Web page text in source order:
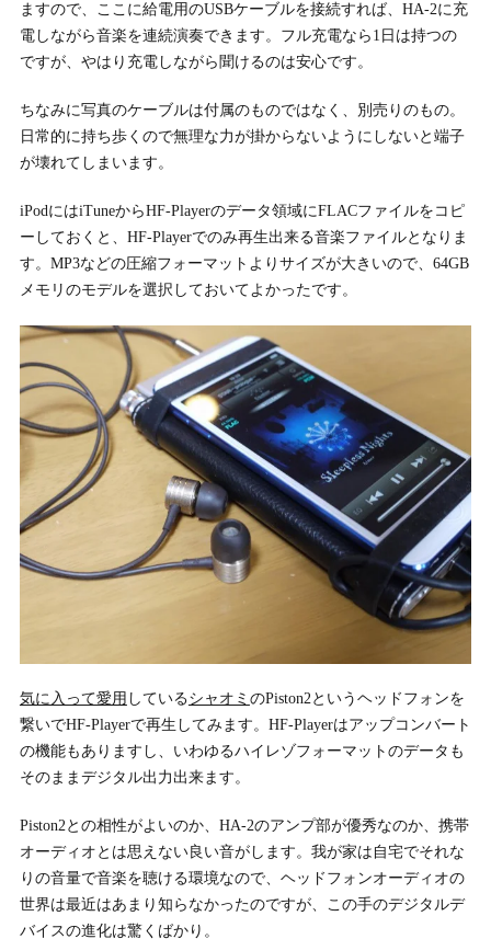
ますので、ここに給電用のUSBケーブルを接続すれば、HA-2に充
電しながら音楽を連続演奏できます。フル充電なら1日は持つの
ですが、やはり充電しながら聞けるのは安心です。
ちなみに写真のケーブルは付属のものではなく、別売りのもの。
日常的に持ち歩くので無理な力が掛からないようにしないと端子
が壊れてしまいます。
iPodにはiTuneからHF-Playerのデータ領域にFLACファイルをコピ
ーしておくと、HF-Playerでのみ再生出来る音楽ファイルとなりま
す。MP3などの圧縮フォーマットよりサイズが大きいので、64GB
メモリのモデルを選択しておいてよかったです。
気に入って愛用 しているシャオミ のPiston2というヘッドフォンを
繋いでHF-Playerで再生してみます。HF-Playerはアップコンバート
の機能もありますし、いわゆるハイレゾフォーマットのデータも
そのままデジタル出力出来ます。
Piston2との相性がよいのか、HA-2のアンプ部が優秀なのか、携帯
オーディオとは思えない良い音がします。我が家は自宅でそれな
りの音量で音楽を聴ける環境なので、ヘッドフォンオーディオの
世界は最近はあまり知らなかったのですが、この手のデジタルデ
バイスの進化は驚くばかり。